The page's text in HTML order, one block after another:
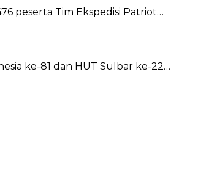
peserta Tim Ekspedisi Patriot…
ke-81 dan HUT Sulbar ke-22…